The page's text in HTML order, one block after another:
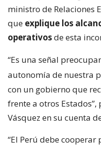
ministro de Relaciones
que explique los
operativosde esta
“Es una señal
autonomía de nuestra
con un gobierno que
frente a otros
Vásquez en su cuenta
“El Perú debe